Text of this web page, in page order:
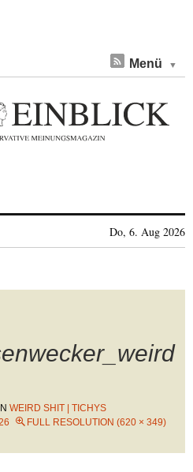
Menü
Do, 6. Aug 2026
IN WEIRD SHIT | TICHYS
FULL RESOLUTION (620 × 349)